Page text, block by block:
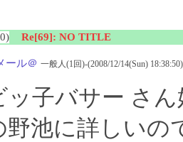
Re[69]: NO TITLE
ール＠ 一般人(1回)-(2008/12/14(Sun) 18:38:50)
ッ子バサー さ
野池に詳しいの